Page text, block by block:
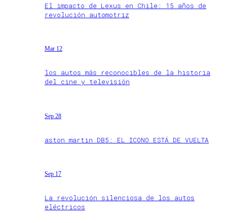
El impacto de Lexus en Chile: 15 años de
revolución automotriz
Mar 12
los autos más reconocibles de la historia
del cine y televisión
Sep 28
aston martin DB5: EL ICONO ESTÁ DE VUELTA
Sep 17
La revolución silenciosa de los autos
eléctricos